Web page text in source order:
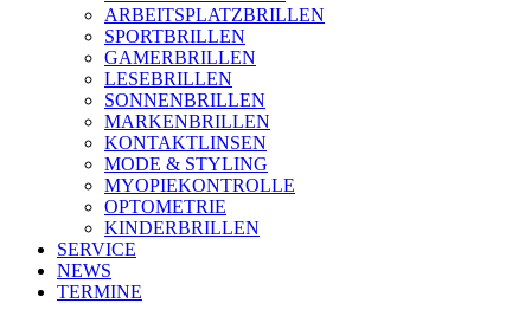
ARBEITSPLATZBRILLEN
SPORTBRILLEN
GAMERBRILLEN
LESEBRILLEN
SONNENBRILLEN
MARKENBRILLEN
KONTAKTLINSEN
MODE & STYLING
MYOPIEKONTROLLE
OPTOMETRIE
KINDERBRILLEN
SERVICE
NEWS
TERMINE